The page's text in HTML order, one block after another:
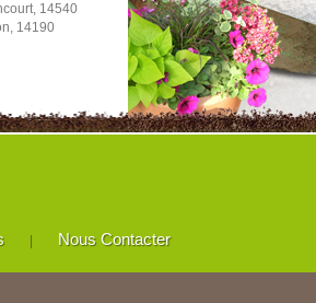
14540
14190
Nous Contacter